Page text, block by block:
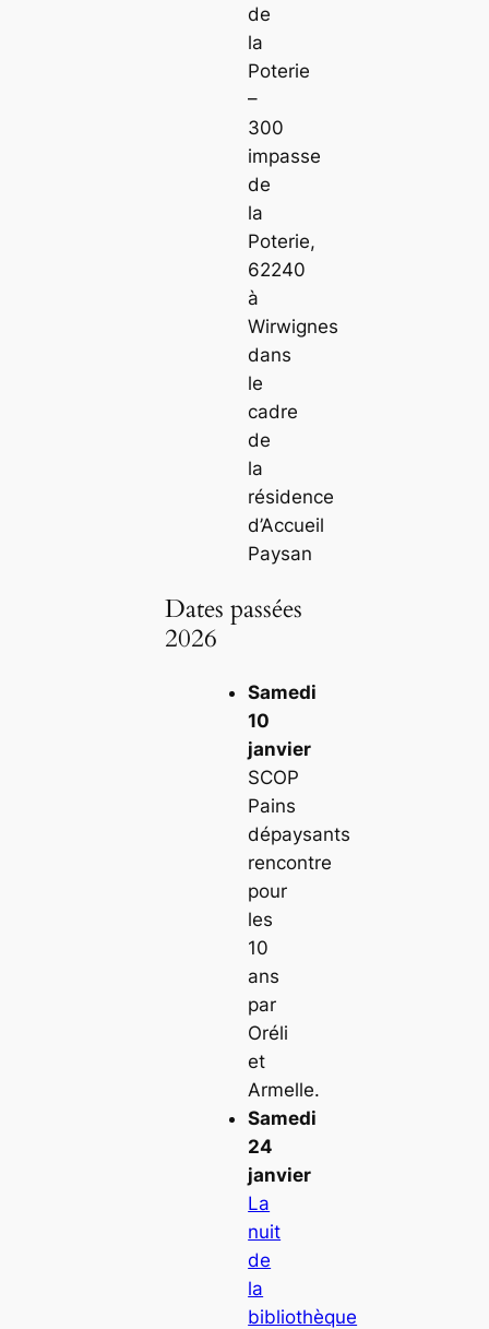
de
la
Poterie
–
300
impasse
de
la
Poterie,
62240
à
Wirwignes
dans
le
cadre
de
la
résidence
d’Accueil
Paysan
Dates passées
2026
Samedi
10
janvier
SCOP
Pains
dépaysants
rencontre
pour
les
10
ans
par
Oréli
et
Armelle.
Samedi
24
janvier
La
nuit
de
la
bibliothèque